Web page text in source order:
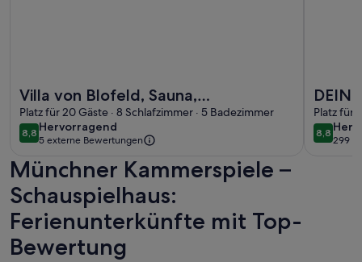
Villa von Blofeld, Sauna,
Megawannen, Salon, Bibliothek,
Park, Bar, Pool
Platz für 20 Gäste · 8 Schlafzimmer · 5 Badezimmer
8,88,8 von 10
Hervorragend
hervorragend
5 externe Bewertungen
DEIN
Platz für
8,88,8 von
299
(299
Münchner Kammerspiele –
Schauspielhaus:
Ferienunterkünfte mit Top-
Bewertung